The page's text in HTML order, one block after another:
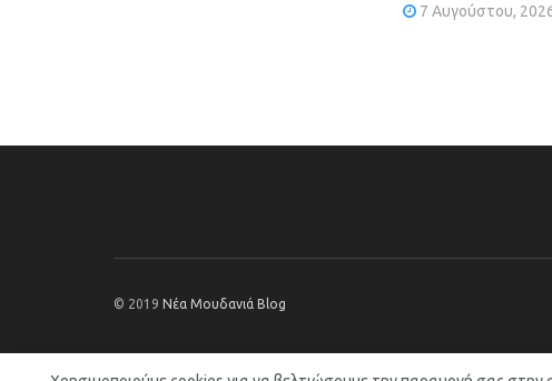
7 Αυγούστου,
© 2019 Νέα Μουδανιά Blog